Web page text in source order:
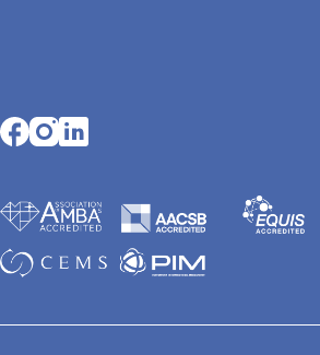
Opens in a new tab
Opens in a new tab
Opens in a new tab